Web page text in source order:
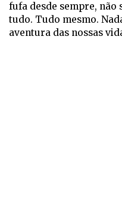
fufa desde sempre, não
tudo. Tudo mesmo.
aventura das nossas